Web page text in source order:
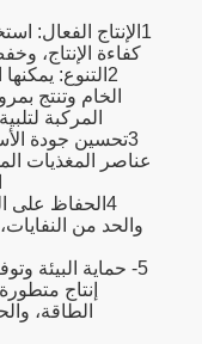
1الإنتاج الفعال:
كفاءة الإنتاج،
2التنوع:
الخام وتنتج
المركبة
3تحسين جودة
عناصر المغذيات
4الحفاظ على
والحد من
5- حماية البيئة
إنتاج
الطاقة،